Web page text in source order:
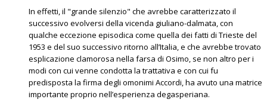
In effetti, il "grande silenzio" che avrebbe caratterizzato il
successivo evolversi della vicenda giuliano-dalmata, con
qualche eccezione episodica come quella dei fatti di Trieste del
1953 e del suo successivo ritorno all’Italia, e che avrebbe trovato
esplicazione clamorosa nella farsa di Osimo, se non altro per i
modi con cui venne condotta la trattativa e con cui fu
predisposta la firma degli omonimi Accordi, ha avuto una matrice
importante proprio nell’esperienza degasperiana.